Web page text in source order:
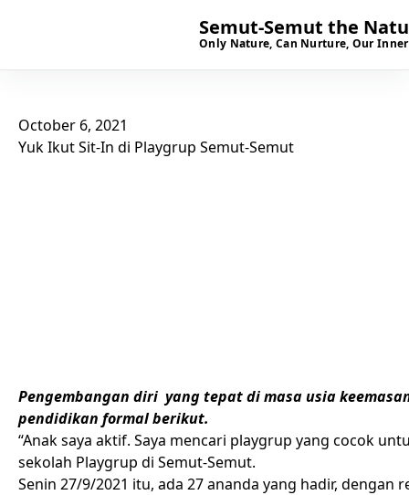
Semut-Semut the
Only Nature, Can Nurture, Our
October 6, 2021
Yuk Ikut Sit-In di Playgrup Semut-Semut
Pengembangan diri yang tepat di masa usia
pendidikan formal berikut.
“Anak saya aktif. Saya mencari playgrup yang cocok
sekolah Playgrup di Semut-Semut.
Senin 27/9/2021 itu, ada 27 ananda yang hadir,